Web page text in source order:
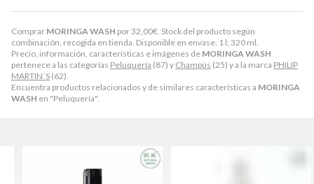
Comprar MORINGA WASH por32,00€ . Stock del producto según
combinación, recogida en tienda. Disponible en envase: 1 l; 320 ml.
Precio, información, características e imágenes de MORINGA WASH
pertenece a las categorías Peluquería (87) y Champús (25) y a la marca PHILIP
MARTIN´S (62).
Encuentra productos relacionados y de similares características a MORINGA
WASH en "Peluquería".